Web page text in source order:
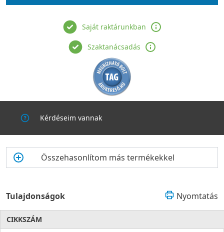
Saját raktárunkban
Szaktanácsadás
Kérdéseim vannak
Összehasonlítom más termékekkel
Tulajdonságok Nyomtatás
CIKKSZÁM